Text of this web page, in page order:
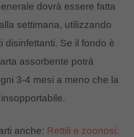
dovrà essere fatta
settimana, utilizzando
disinfettanti. Se il fondo è
assorbente potrà
3-4 mesi a meno che la
anche: Rettili e zoonosi: